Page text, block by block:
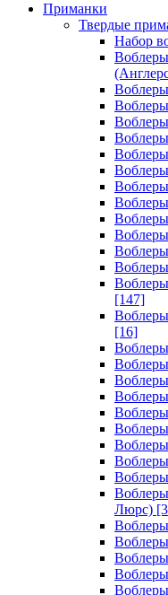
Приманки
Твердые
Набор
[147]
[16]
Люрс)